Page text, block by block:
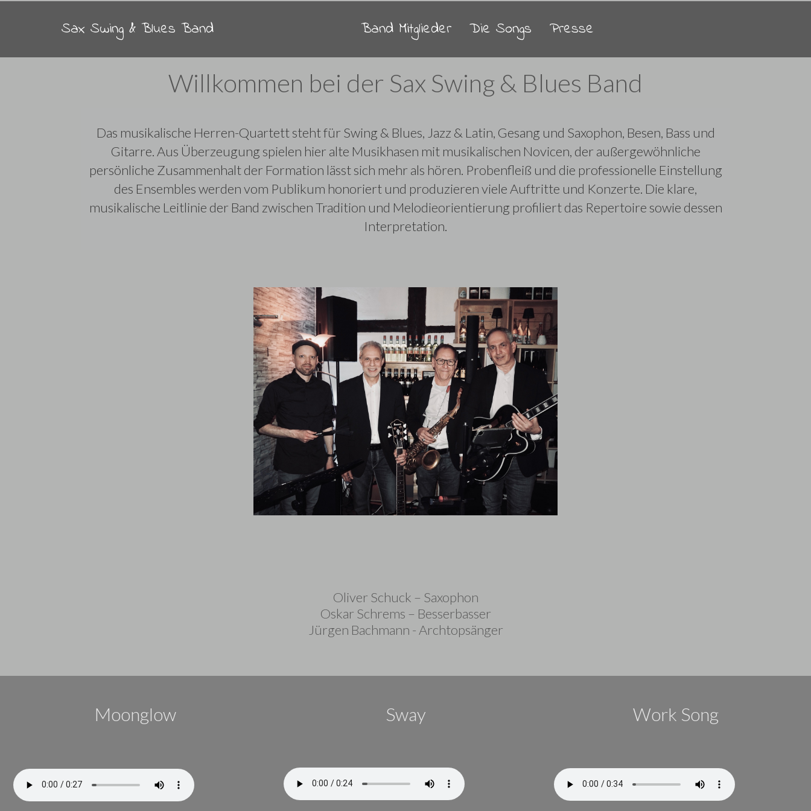
Sax Swing & Blues Band Band Mitglieder Die Songs Presse
Willkommen bei der Sax Swing & Blues Band
Das musikalische Herren-Quartett steht für Swing & Blues, Jazz & Latin, Gesang und Saxophon, Besen, Bass und
Gitarre. Aus Überzeugung spielen hier alte Musikhasen mit musikalischen Novicen, der außergewöhnliche
persönliche Zusammenhalt der Formation lässt sich mehr als hören. Probenfleiß und die professionelle Einstellung
des Ensembles werden vom Publikum honoriert und produzieren viele Auftritte und Konzerte. Die klare,
musikalische Leitlinie der Band zwischen Tradition und Melodieorientierung profiliert das Repertoire sowie dessen
Interpretation.
Oliver Schuck – Saxophon
Oskar Schrems – Besserbasser
Jürgen Bachmann - Archtopsänger
Moonglow Sway Work Song